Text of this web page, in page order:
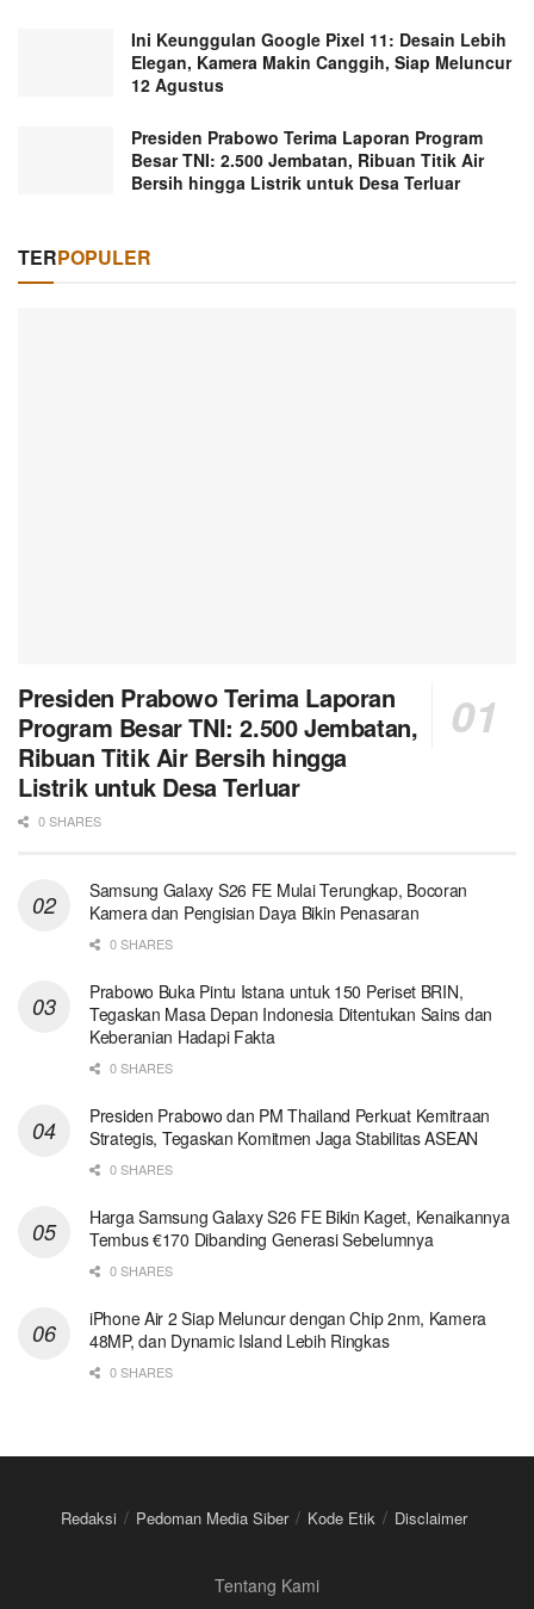
Ini Keunggulan Google Pixel 11: Desain Lebih
Elegan, Kamera Makin Canggih, Siap Meluncur
12 Agustus
Presiden Prabowo Terima Laporan Program
Besar TNI: 2.500 Jembatan, Ribuan Titik Air
Bersih hingga Listrik untuk Desa Terluar
TERPOPULER
Presiden Prabowo Terima Laporan
Program Besar TNI: 2.500 Jembatan,
Ribuan Titik Air Bersih hingga
Listrik untuk Desa Terluar
0 SHARES
Samsung Galaxy S26 FE Mulai Terungkap, Bocoran
Kamera dan Pengisian Daya Bikin Penasaran
0 SHARES
Prabowo Buka Pintu Istana untuk 150 Periset BRIN,
Tegaskan Masa Depan Indonesia Ditentukan Sains dan
Keberanian Hadapi Fakta
0 SHARES
Presiden Prabowo dan PM Thailand Perkuat Kemitraan
Strategis, Tegaskan Komitmen Jaga Stabilitas ASEAN
0 SHARES
Harga Samsung Galaxy S26 FE Bikin Kaget, Kenaikannya
Tembus €170 Dibanding Generasi Sebelumnya
0 SHARES
iPhone Air 2 Siap Meluncur dengan Chip 2nm, Kamera
48MP, dan Dynamic Island Lebih Ringkas
0 SHARES
Redaksi Pedoman Media Siber Kode Etik Disclaimer
Tentang Kami